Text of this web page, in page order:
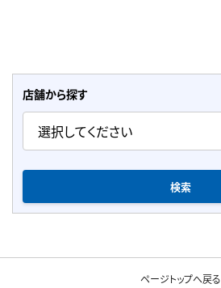
店舗から探す
検索
ページトップへ戻る